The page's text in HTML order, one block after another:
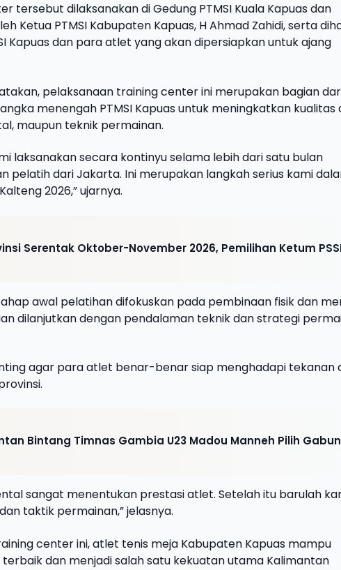
tersebut dilaksanakan di Gedung PTMSI Kuala Kapuas dan
Ketua PTMSI Kabupaten Kapuas, H Ahmad Zahidi, serta
Kapuas dan para atlet yang akan dipersiapkan untuk ajang
pelaksanaan training center ini merupakan bagian
menengah PTMSI Kapuas untuk meningkatkan kualitas
maupun teknik permainan.
laksanakan secara kontinyu selama lebih dari satu bulan
pelatih dari Jakarta. Ini merupakan langkah serius kami
2026,” ujarnya.
Serentak Oktober-November 2026, Pemilihan Ketum
awal pelatihan difokuskan pada pembinaan fisik dan
dilanjutkan dengan pendalaman teknik dan strategi
agar para atlet benar-benar siap menghadapi tekanan
Bintang Timnas Gambia U23 Madou Manneh Pilih
sangat menentukan prestasi atlet. Setelah itu barulah
taktik permainan,” jelasnya.
center ini, atlet tenis meja Kabupaten Kapuas mampu
dan menjadi salah satu kekuatan utama Kalimantan